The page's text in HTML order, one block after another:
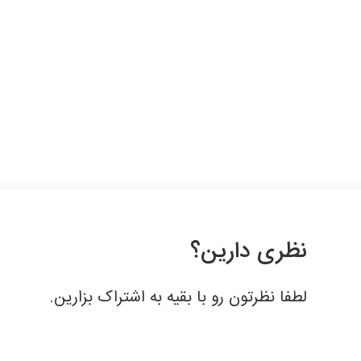
نظری دارین؟
لطفا نظرتون رو با بقیه به اشتراک بزارین.